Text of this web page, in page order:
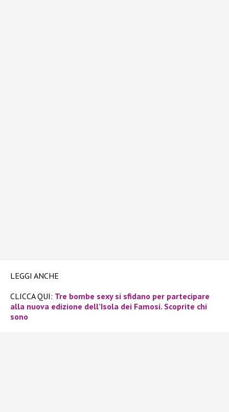
LEGGI ANCHE
CLICCA QUI: Tre bombe sexy si sfidano per partecipare
alla nuova edizione dell’Isola dei Famosi. Scoprite chi
sono